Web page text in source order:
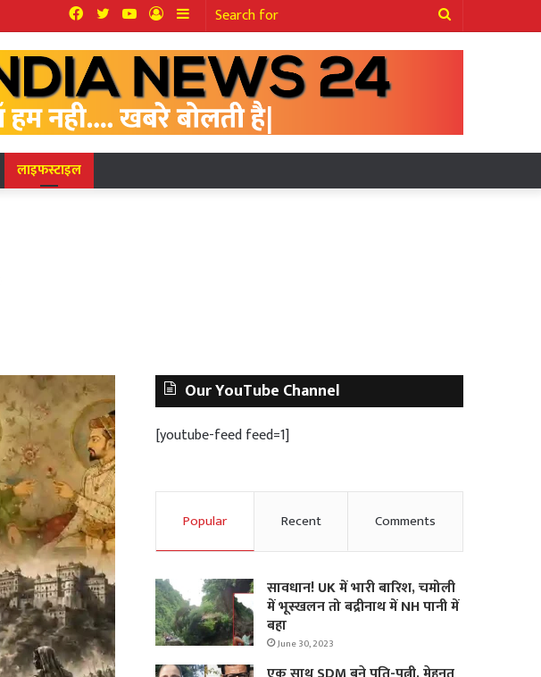
Search
for
Sidebar
Log
In
YouTube
Twitter
Facebook
लाइफस्टाइल
Our YouTube Channel
[youtube-feed feed=1]
Popular Recent Comments
सावधान! UK में भारी बारिश, चमोली
में भूस्‍खलन तो बद्रीनाथ में NH पानी में
बहा
June 30, 2023